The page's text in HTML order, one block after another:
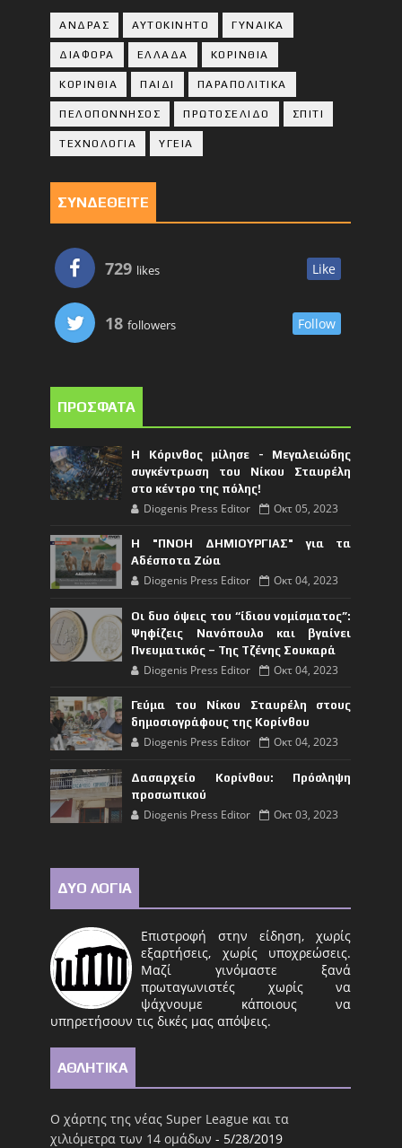
ΑΝΔΡΑΣ ΑΥΤΟΚΙΝΗΤΟ ΓΥΝΑΙΚΑ
ΔΙΑΦΟΡΑ ΕΛΛΑΔΑ ΚΟΡΙΝΘΙΑ
ΚΟΡΙΝΘΙA ΠΑΙΔΙ ΠΑΡΑΠΟΛΙΤΙΚΑ
ΠΕΛΟΠΟΝΝΗΣΟΣ ΠΡΩΤΟΣΕΛΙΔΟ ΣΠΙΤΙ
ΤΕΧΝΟΛΟΓΙΑ ΥΓΕΙΑ
ΣΥΝΔΕΘΕΙΤΕ
729 likes Like
18 followers Follow
ΠΡΟΣΦΑΤΑ
Η Κόρινθος μίλησε - Μεγαλειώδης
συγκέντρωση του Νίκου Σταυρέλη
στο κέντρο της πόλης!
Diogenis Press Editor Οκτ 05, 2023
Η "ΠΝΟΗ ΔΗΜΙΟΥΡΓΙΑΣ" για τα
Αδέσποτα Ζώα
Diogenis Press Editor Οκτ 04, 2023
Οι δυο όψεις του “ίδιου νομίσματος”:
Ψηφίζεις Νανόπουλο και βγαίνει
Πνευματικός – Της Τζένης Σουκαρά
Diogenis Press Editor Οκτ 04, 2023
Γεύμα του Νίκου Σταυρέλη στους
δημοσιογράφους της Κορίνθου
Diogenis Press Editor Οκτ 04, 2023
Δασαρχείο Κορίνθου: Πρόσληψη
προσωπικού
Diogenis Press Editor Οκτ 03, 2023
ΔΥΟ ΛΟΓΙΑ
Επιστροφή στην είδηση, χωρίς
εξαρτήσεις, χωρίς υποχρεώσεις.
Μαζί γινόμαστε ξανά
πρωταγωνιστές χωρίς να
ψάχνουμε κάποιους να
υπηρετήσουν τις δικές μας απόψεις.
ΑΘΛΗΤΙΚΑ
Ο χάρτης της νέας Super League και τα
χιλιόμετρα των 14 ομάδων - 5/28/2019